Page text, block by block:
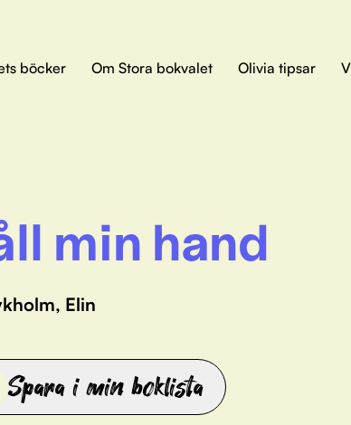
böcker Om Stora bokvalet Olivia tipsar
min hand
Elin
Spara i min boklista